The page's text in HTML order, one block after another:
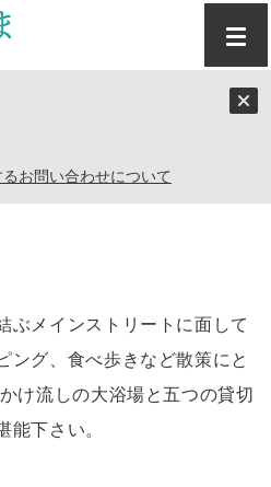
るお問い合わせについて
ぶメインストリートに面して
ング、食べ歩きなど散策にと
け流しの大浴場と五つの貸切
下さい。